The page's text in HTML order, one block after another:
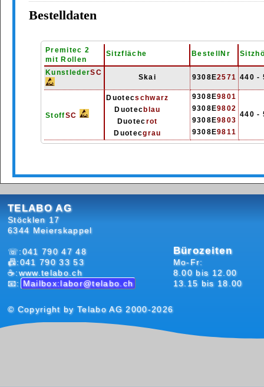
Bestelldaten
Premitec 2
mit Rollen
Sitzfläche BestellNr
KunstlederSC
Skai 9308E2571 440 -
StoffSC
Duotecschwarz
Duotec blau
Duotecrot
Duotecgrau
9308E9801
9308E9802
9308E9803
9308E9811
440 -
TELABO AG
Stöcklen 17
6344 Meierskappel
☏:041 790 47 48
📠:041 790 33 53
☕:www.telabo.ch
📧: Mailbox:labor@telabo.ch
Bürozeiten
Mo-Fr:
8.00 bis 12.00
13.15 bis 18.00
© Copyright by Telabo AG 2000-2026